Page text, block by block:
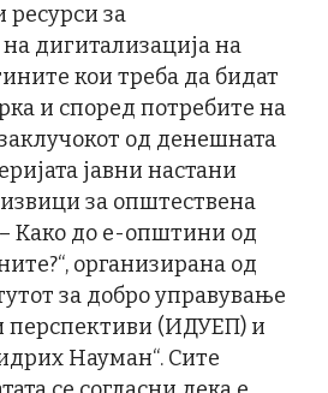
ресурси за
дигитализација на
кои треба да бидат
и според потребите на
од денешната
јавни настани
за општествена
Како до е-општини од
организирана од
за добро управување
перспективи (ИДУЕП) и
Науман“. Сите